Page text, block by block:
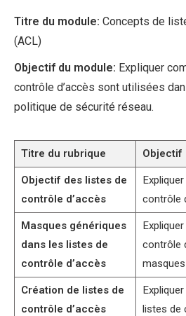
Titre du module: Concepts de
(ACL)
Objectif du module: Expliquer
contrôle d’accès sont utilisées
politique de sécurité réseau.
Titre du rubrique Objectif
Objectif des listes de
contrôle d’accès
contrôle
Masques génériques
dans les listes de
contrôle d’accès
contrôle
Création de listes de
contrôle d’accès
listes de